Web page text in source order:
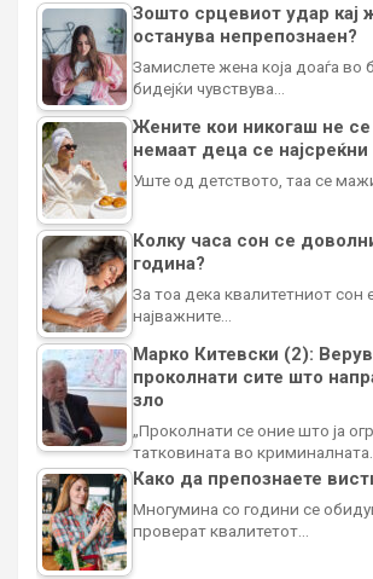
Зошто срцевиот удар кај
останува непрепознаен?
Замислете жена која доаѓа
бидејќи чувствува…
Жените кои никогаш не
немаат деца се најсреќни
Уште од детството, таа се
Колку часа сон се
година?
За тоа дека квалитетниот сон
најважните…
Марко Китевски (2):
проколнати сите што
зло
„Проколнати се оние што ја
татковината во криминалната…
Како да препознаете
Многумина со години се
проверат квалитетот…